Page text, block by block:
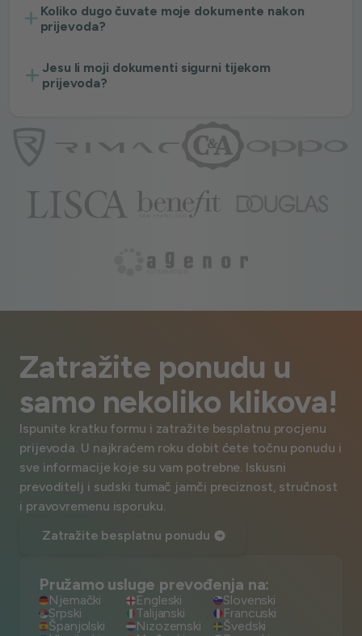
Koliko dugo čuvate moje dokumente nakon
prijevoda?
Jesu li moji dokumenti sigurni tijekom
prijevoda?
Zatražite ponudu u
samo nekoliko klikova!
Ispunite kratku formu i zatražite besplatnu procjenu
prijevoda. U najkraćem roku dobit ćete točnu ponudu i
sve informacije koje su vam potrebne. Iskusni
prevoditelj i sudski tumač jamči preciznost, stručnost
i pravovremenu isporuku.
Zatražite besplatnu ponudu
Pružamo usluge prevođenja na:
Njemački Engleski
Slovenski
Srpski
Talijanski
Francuski
Španjolski
Nizozemski
Švedski